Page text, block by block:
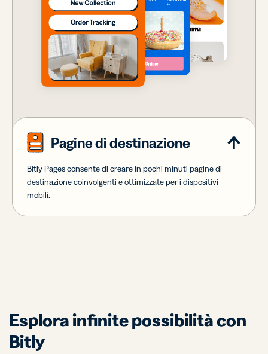
Pagine di destinazione
Bitly Pages consente di creare in pochi minuti pagine di
destinazione coinvolgenti e ottimizzate per i dispositivi
mobili.
Esplora infinite possibilità con
Bitly